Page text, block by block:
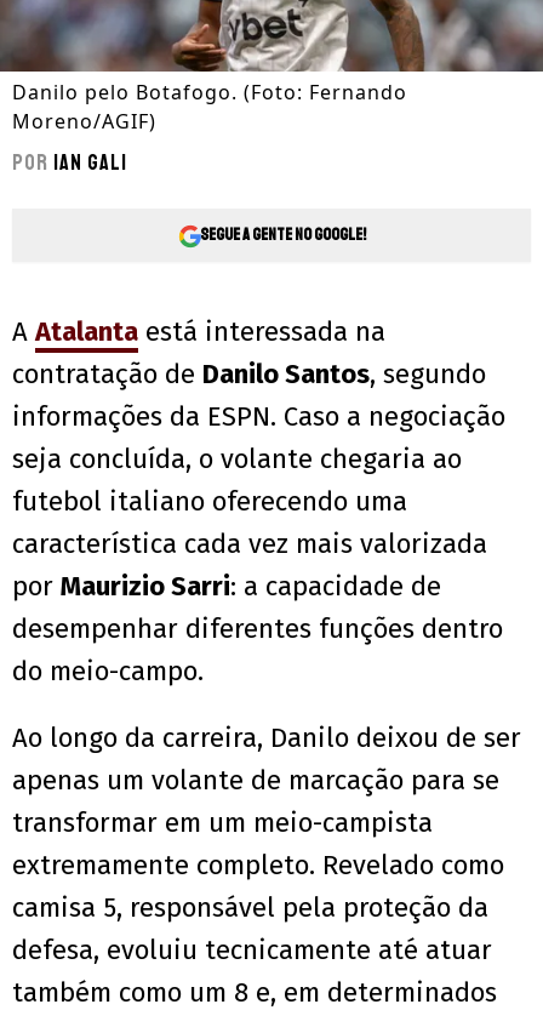
Danilo pelo Botafogo. (Foto: Fernando
Moreno/AGIF)
Por Ian Gali
Segue a gente no Google!
AAtalanta está interessada na
contratação de Danilo Santos, segundo
informações da ESPN. Caso a negociação
seja concluída, o volante chegaria ao
futebol italiano oferecendo uma
característica cada vez mais valorizada
por Maurizio Sarri: a capacidade de
desempenhar diferentes funções dentro
do meio-campo.
Ao longo da carreira, Danilo deixou de ser
apenas um volante de marcação para se
transformar em um meio-campista
extremamente completo. Revelado como
camisa 5, responsável pela proteção da
defesa, evoluiu tecnicamente até atuar
também como um 8 e, em determinados